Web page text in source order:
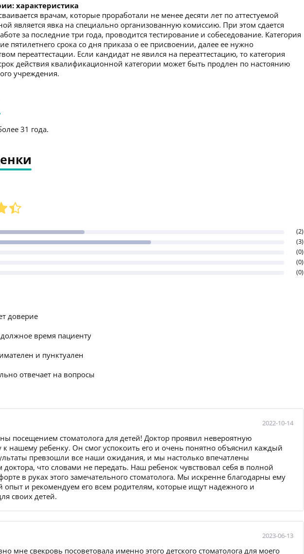
характеристика
врачам, которые проработали не менее десяти лет по аттестуемой
является явка на специально организованную комиссию. При этом сдается
за последние три года, проводится тестирование и собеседование. Категория
пятилетнего срока со дня приказа о ее присвоении, далее ее нужно
переаттестации. Если кандидат не явился на переаттестацию, то категория
действия квалификационной категории может быть продлен по настоянию
учреждения.
31 года.
(2)
(3)
(0)
(0)
(0)
доверие
время пациенту
и пунктуален
отвечает на вопросы
2022-10-14
посещением стоматолога для детей! Доктор проявил невероятную
к нашему ребенку. Он смог успокоить его и очень понятно объяснил каждый
превзошли все наши ожидания, и мы настолько впечатлены
что словами не передать. Наш ребенок чувствовал себя в полной
в руках этого замечательного стоматолога. Мы искренне благодарны ему
опыт и рекомендуем его всем родителям, которые ищут надежного и
своих детей.
2023-06-13
мне свекровь посоветовала именно этого детского стоматолога для моего